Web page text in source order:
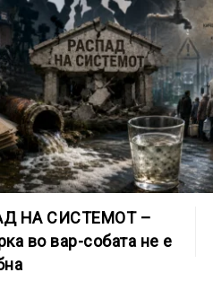
НА СИСТЕМОТ –
во вар-собата не е